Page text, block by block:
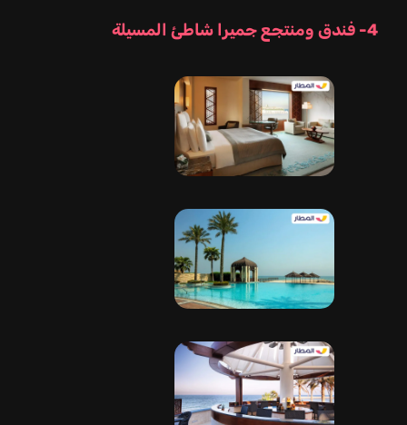
4- فندق ومنتجع جميرا شاطئ المسيلة